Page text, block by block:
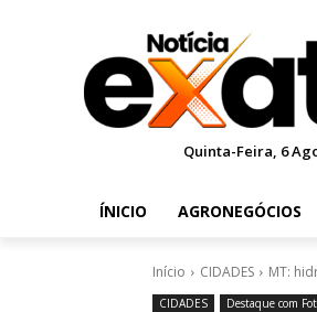
Quinta-Feira, 6
ÍNICIO AGRONEGÓCIOS
Início CIDADES MT:
CIDADES Destaque com